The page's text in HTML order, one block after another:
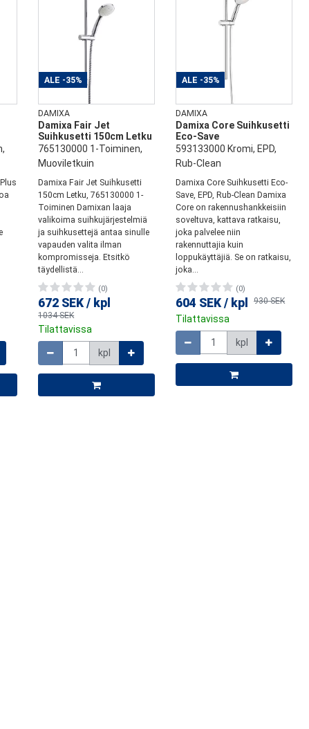
ALE -35%
DAMIXA
Damixa Fair Jet
Suihkusetti 150cm Letku
765130000 1-Toiminen,
Muoviletkuin
Damixa Fair Jet Suihkusetti
150cm Letku, 765130000 1-
Toiminen Damixan laaja
valikoima suihkujärjestelmiä
ja suihkusettejä antaa sinulle
vapauden valita ilman
kompromisseja. Etsitkö
täydellistä...
(0)
672 SEK / kpl
1034 SEK
Tilattavissa
Määrä
kpl
ALE -35%
DAMIXA
Damixa Core Suihkusetti
Eco-Save
593133000 Kromi, EPD,
Rub-Clean
Damixa Core Suihkusetti Eco-
Save, EPD, Rub-Clean Damixa
Core on rakennushankkeisiin
soveltuva, kattava ratkaisu,
joka palvelee niin
rakennuttajia kuin
loppukäyttäjiä. Se on ratkaisu,
joka...
(0)
604 SEK / kpl 930 SEK
Tilattavissa
Määrä
kpl